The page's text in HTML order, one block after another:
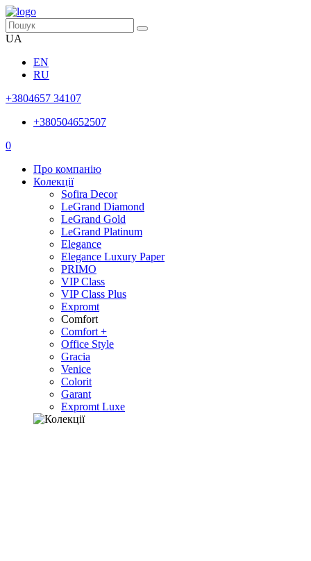
UA
EN
RU
+3804657 34107
+380504652507
0
Про компанію
Колекції
Sofira Decor
LeGrand Diamond
LeGrand Gold
LeGrand Platinum
Elegance
Elegance Luxury Paper
PRIMO
VIP Class
VIP Class Plus
Expromt
Comfort
Comfort +
Office Style
Gracia
Venice
Colorit
Garant
Expromt Luxe